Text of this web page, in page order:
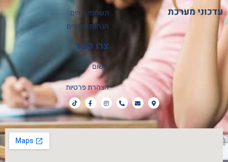
עדכוני מערכת
תשלומי הורים
הנהגת ההורים
צרו קשר
רישום
הצהרת פרטיות